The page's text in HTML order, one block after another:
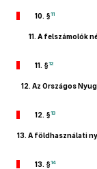
10. §11
11. A felszámolók
11. §12
12. Az Országos
12. §13
13. A földhasználati
13. §14